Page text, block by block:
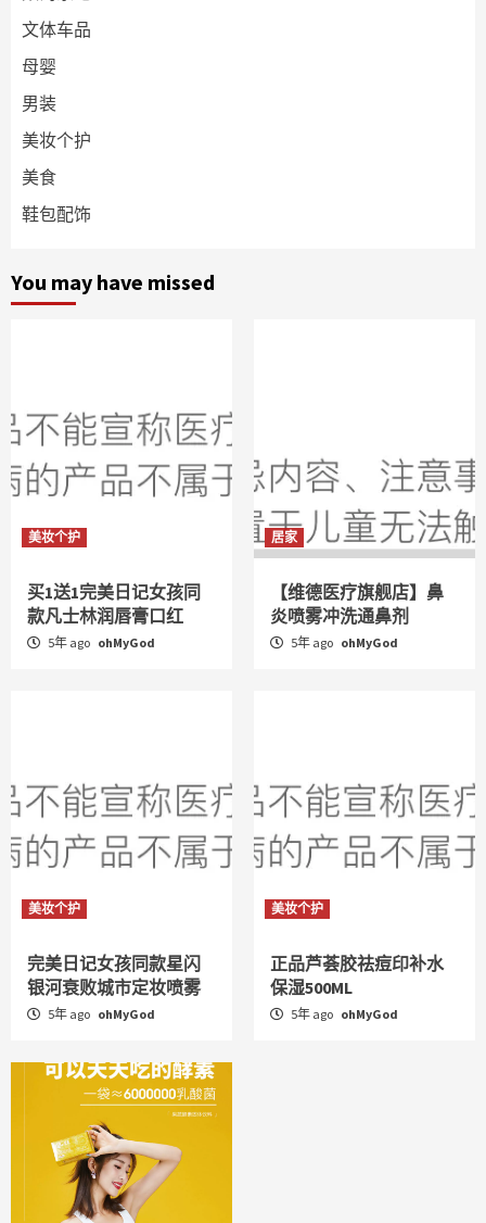
文体车品
母婴
男装
美妆个护
美食
鞋包配饰
You may have missed
美妆个护
买1送1完美日记女孩同
款凡士林润唇膏口红
5年 ago ohMyGod
居家
【维德医疗旗舰店】鼻
炎喷雾冲洗通鼻剂
5年 ago ohMyGod
美妆个护
完美日记女孩同款星闪
银河衰败城市定妆喷雾
5年 ago ohMyGod
美妆个护
正品芦荟胶祛痘印补水
保湿500ML
5年 ago ohMyGod